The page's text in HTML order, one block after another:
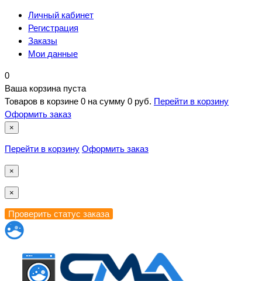
Личный кабинет
Регистрация
Заказы
Мои данные
0
Ваша корзина пуста
Товаров в корзине 0 на сумму 0 руб. Перейти в корзину
Оформить заказ
×
Перейти в корзину Оформить заказ
×
×